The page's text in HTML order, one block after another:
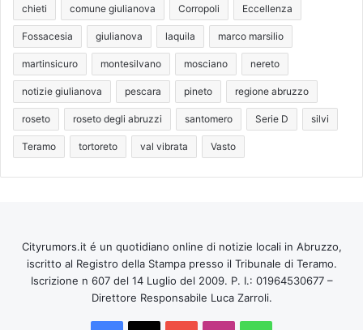
chieti comune giulianova Corropoli Eccellenza
Fossacesia giulianova laquila marco marsilio
martinsicuro montesilvano mosciano nereto
notizie giulianova pescara pineto regione abruzzo
roseto roseto degli abruzzi santomero Serie D silvi
Teramo tortoreto val vibrata Vasto
Cityrumors.it é un quotidiano online di notizie locali in Abruzzo,
iscritto al Registro della Stampa presso il Tribunale di Teramo.
Iscrizione n 607 del 14 Luglio del 2009. P. I.: 01964530677 –
Direttore Responsabile Luca Zarroli.